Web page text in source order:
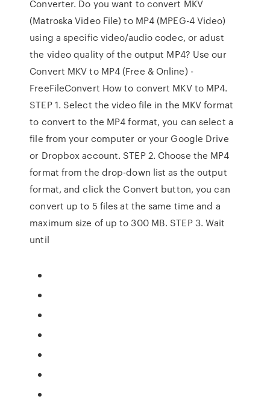
Converter. Do you want to convert MKV
(Matroska Video File) to MP4 (MPEG-4 Video)
using a specific video/audio codec, or adust
the video quality of the output MP4? Use our
Convert MKV to MP4 (Free & Online) -
FreeFileConvert How to convert MKV to MP4.
STEP 1. Select the video file in the MKV format
to convert to the MP4 format, you can select a
file from your computer or your Google Drive
or Dropbox account. STEP 2. Choose the MP4
format from the drop-down list as the output
format, and click the Convert button, you can
convert up to 5 files at the same time and a
maximum size of up to 300 MB. STEP 3. Wait
until